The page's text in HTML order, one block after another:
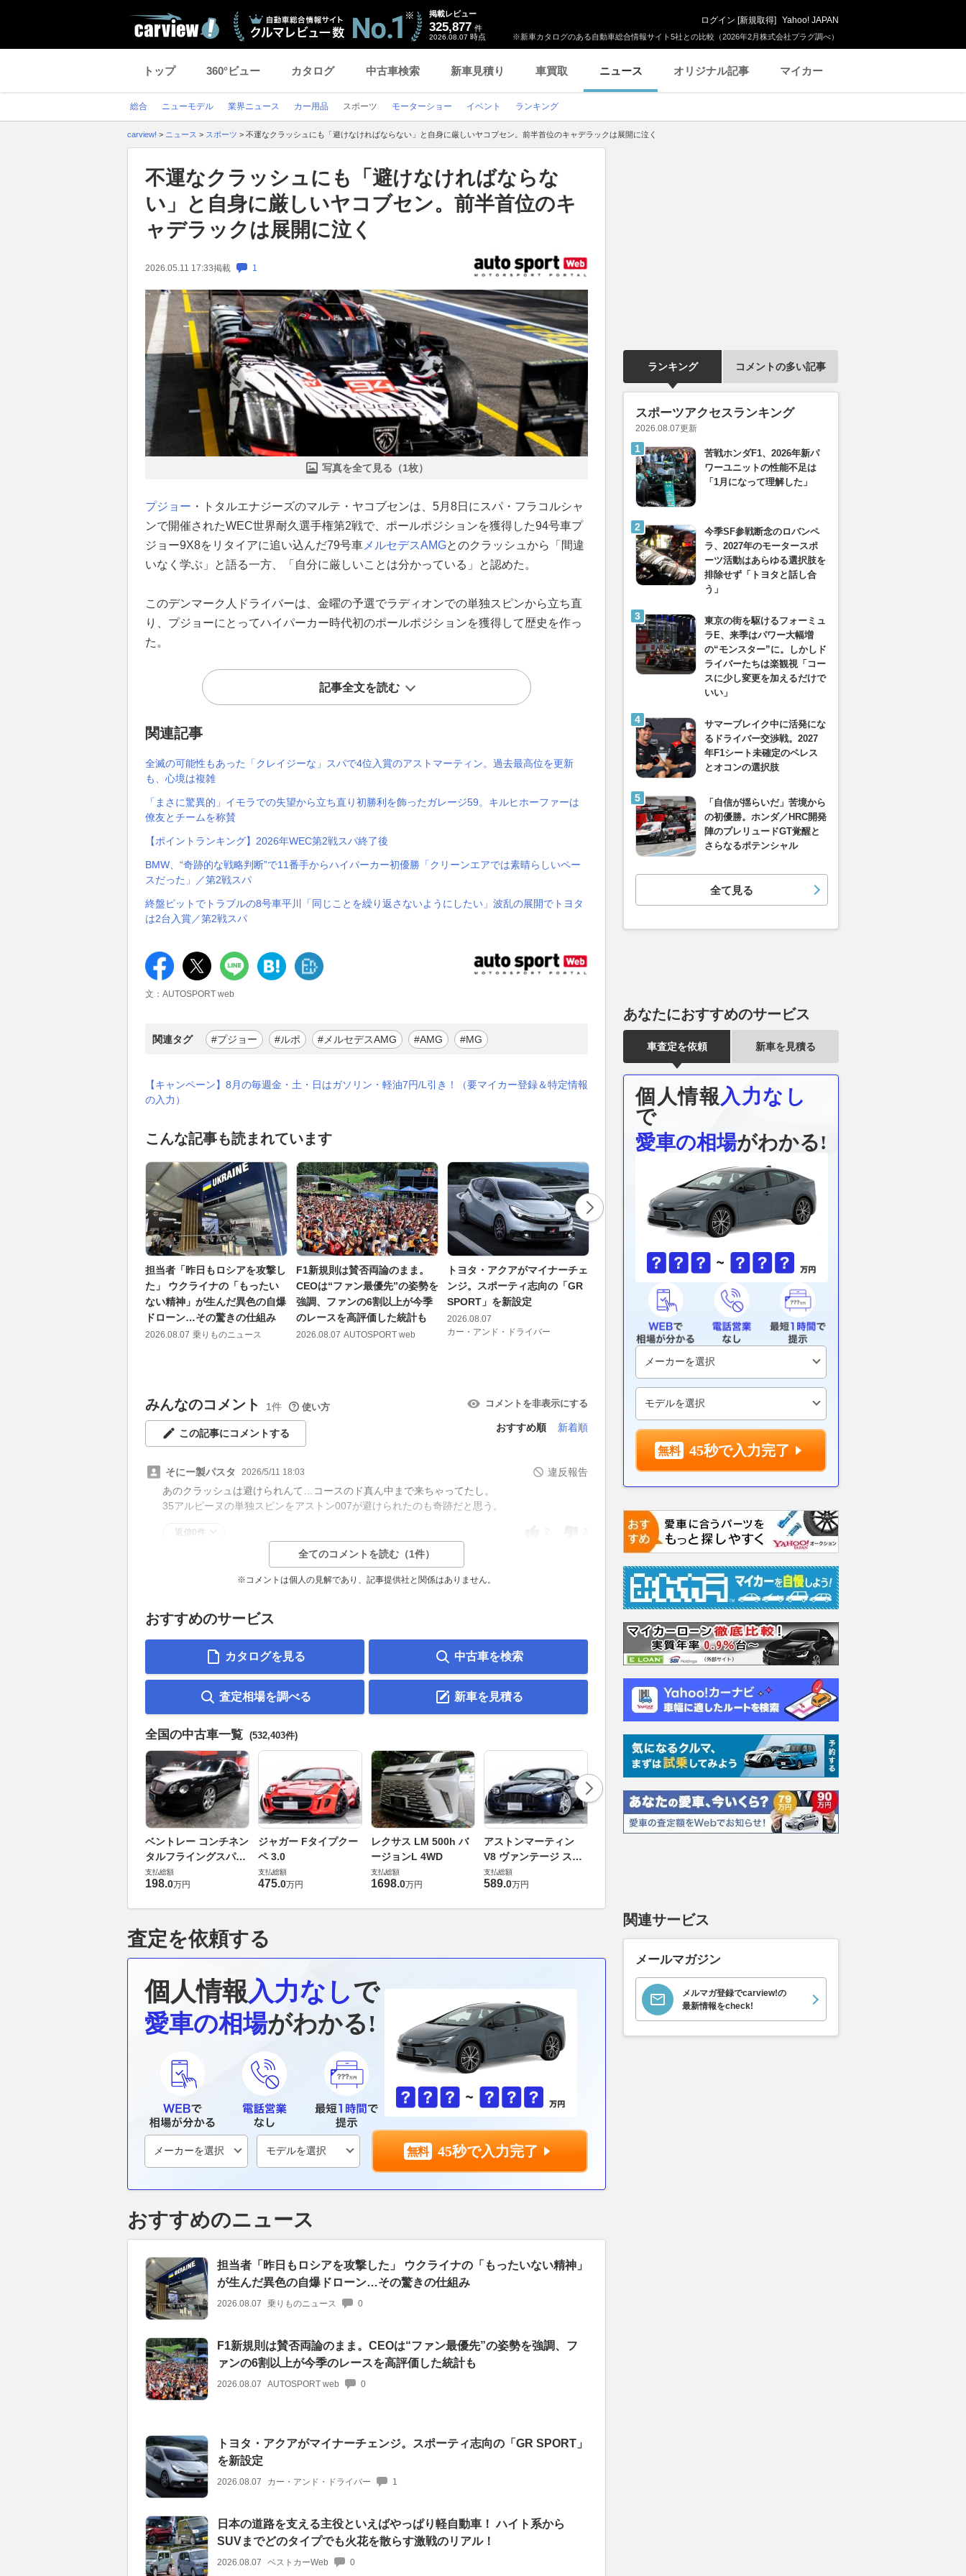
※新車カタログのある自動車総合情報サイト5社との比較（2026年2月株式会社プラグ調べ）
掲載レビュー
325,877 件
2026.08.07 時点
ログイン [新規取得] Yahoo! JAPAN
トップ 360°ビュー カタログ 中古車検索 新車見積り 車買取 ニュース オリジナル記事 マイカー
総合 ニューモデル 業界ニュース カー用品 スポーツ モーターショー イベント ランキング
carview! > ニュース > スポーツ > 不運なクラッシュにも「避けなければならない」と自身に厳しいヤコブセン。前半首位のキャデラックは展開に泣く
不運なクラッシュにも「避けなければならな
い」と自身に厳しいヤコブセン。前半首位のキ
ャデラックは展開に泣く
2026.05.11 17:33掲載 1
写真を全て見る（1枚）
プジョー ・トタルエナジーズのマルテ・ヤコブセンは、5月8日にスパ・フラコルシャ
ンで開催されたWEC世界耐久選手権第2戦で、ポールポジションを獲得した94号車プ
ジョー9X8をリタイアに追い込んだ79号車 メルセデスAMGとのクラッシュから「間違
いなく学ぶ」と語る一方、「自分に厳しいことは分かっている」と認めた。
このデンマーク人ドライバーは、金曜の予選でラディオンでの単独スピンから立ち直
り、プジョーにとってハイパーカー時代初のポールポジションを獲得して歴史を作っ
た。
記事全文を読む
関連記事
全滅の可能性もあった「クレイジーな」スパで4位入賞のアストマーティン。過去最高位を更新
も、心境は複雑
「まさに驚異的」イモラでの失望から立ち直り初勝利を飾ったガレージ59。キルヒホーファーは
僚友とチームを称賛
【ポイントランキング】2026年WEC第2戦スパ終了後
BMW、“奇跡的な戦略判断”で11番手からハイパーカー初優勝「クリーンエアでは素晴らしいペー
スだった」／第2戦スパ
終盤ピットでトラブルの8号車平川「同じことを繰り返さないようにしたい」波乱の展開でトヨタ
は2台入賞／第2戦スパ
文：AUTOSPORT web
関連タグ #プジョー #ルポ #メルセデスAMG #AMG #MG
【キャンペーン】8月の毎週金・土・日はガソリン・軽油7円/L引き！（要マイカー登録＆特定情報
の入力）
こんな記事も読まれています
担当者「昨日もロシアを攻撃し
た」 ウクライナの「もったい
ない精神」が生んだ異色の自爆
ドローン…その驚きの仕組み
2026.08.07 乗りものニュース
F1新規則は賛否両論のまま。
CEOは“ファン最優先”の姿勢を
強調、ファンの6割以上が今季
のレースを高評価した統計も
2026.08.07 AUTOSPORT web
トヨタ・アクアがマイナーチェ
ンジ。スポーティ志向の「GR
SPORT」を新設定
2026.08.07
カー・アンド・ドライバー
日本の道路を支える主役といえ
系からSUVまでどのタイプでも
火花を散らす激戦のリアル！
2026.08.07 ベストカーWeb
【カローラ特別仕様車】限定生
再び限界に挑戦し、このハッチ
バックをはるかに過激なドライ
バーズカーへと変貌させた！
AutoBild Japan
みんなのコメント 1件 使い方 コメントを非表示にする
この記事にコメントする
おすすめ順 新着順
そにー製パスタ 2026/5/11 18:03
違反報告
あのクラッシュは避けられんて…コースのド真ん中まで来ちゃってたし。
35アルピーヌの単独スピンをアストン007が避けられたのも奇跡だと思う。
返信0件
全てのコメントを読む（1件）
※コメントは個人の見解であり、記事提供社と関係はありません。
おすすめのサービス
カタログを見る 中古車を検索
査定相場を調べる 新車を見積る
全国の中古車一覧 (532,403件)
ベントレー コンチネン
タルフライングスパー
6.0 4WD
支払総額
198.0万円
ジャガー Fタイプクー
ペ 3.0
支払総額
475.0万円
レクサス LM 500h バ
ージョンL 4WD
支払総額
1698.0万円
アストンマーティン
V8 ヴァンテージ スポ
ーツシフト
支払総額
589.0万円
ロータス エヴォーラ
ホンダ NSX 3.0
ロールスロイス ゴース
査定を依頼する
個人情報入力なしで
愛車の相場がわかる!
45秒で入力完了
おすすめのニュース
担当者「昨日もロシアを攻撃した」 ウクライナの「もったいない精神」
が生んだ異色の自爆ドローン…その驚きの仕組み
2026.08.07 乗りものニュース 0
F1新規則は賛否両論のまま。CEOは“ファン最優先”の姿勢を強調、フ
ァンの6割以上が今季のレースを高評価した統計も
2026.08.07 AUTOSPORT web 0
トヨタ・アクアがマイナーチェンジ。スポーティ志向の「GR SPORT」
を新設定
2026.08.07 カー・アンド・ドライバー 1
日本の道路を支える主役といえばやっぱり軽自動車！ ハイト系から
SUVまでどのタイプでも火花を散らす激戦のリアル！
2026.08.07 ベストカーWeb 0
ランキング コメントの多い記事
スポーツアクセスランキング
2026.08.07更新
苦戦ホンダF1、2026年新パ
ワーユニットの性能不足は
「1月になって理解した」
今季SF参戦断念のロバンペ
ラ、2027年のモータースポ
ーツ活動はあらゆる選択肢を
排除せず「トヨタと話し合
う」
東京の街を駆けるフォーミュ
ラE、来季はパワー大幅増
の“モンスター”に。しかしド
ライバーたちは楽観視「コー
スに少し変更を加えるだけで
いい」
サマーブレイク中に活発にな
るドライバー交渉戦。2027
年F1シート未確定のペレス
とオコンの選択肢
「自信が揺らいだ」苦境から
の初優勝。ホンダ／HRC開発
陣のプレリュードGT覚醒と
さらなるポテンシャル
全て見る
あなたにおすすめのサービス
車査定を依頼 新車を見積る
個人情報 入力なし
で
愛車の相場がわかる!
45秒で入力完了
関連サービス
メールマガジン
メルマガ登録でcarview!の
最新情報をcheck!